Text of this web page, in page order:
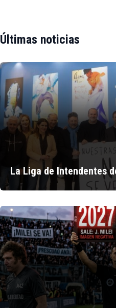
Últimas noticias
La Liga de Intendentes